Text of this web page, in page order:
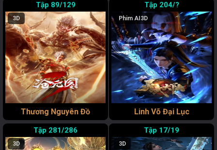
89/129
3D
Thương Nguyên Đồ
204/?
Phim AI 3D
Linh Võ Đại Lục
281/286
3D
17/19
3D